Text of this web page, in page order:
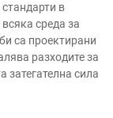
в
среда за
са проектирани
разходите за
затегателна сила